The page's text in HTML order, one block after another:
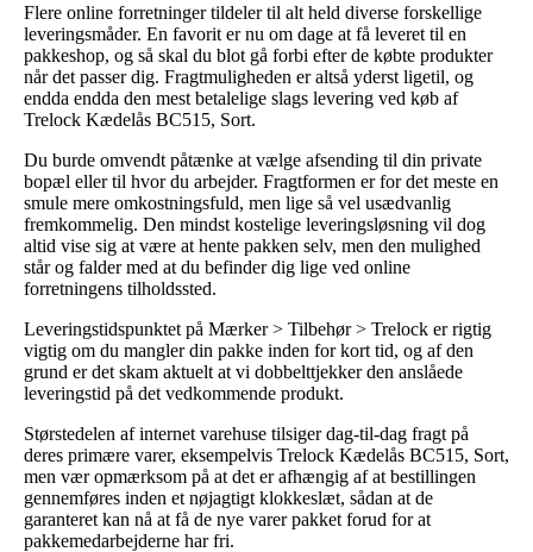
Flere online forretninger tildeler til alt held diverse forskellige
leveringsmåder. En favorit er nu om dage at få leveret til en
pakkeshop, og så skal du blot gå forbi efter de købte produkter
når det passer dig. Fragtmuligheden er altså yderst ligetil, og
endda endda den mest betalelige slags levering ved køb af
Trelock Kædelås BC515, Sort.
Du burde omvendt påtænke at vælge afsending til din private
bopæl eller til hvor du arbejder. Fragtformen er for det meste en
smule mere omkostningsfuld, men lige så vel usædvanlig
fremkommelig. Den mindst kostelige leveringsløsning vil dog
altid vise sig at være at hente pakken selv, men den mulighed
står og falder med at du befinder dig lige ved online
forretningens tilholdssted.
Leveringstidspunktet på Mærker > Tilbehør > Trelock er rigtig
vigtig om du mangler din pakke inden for kort tid, og af den
grund er det skam aktuelt at vi dobbelttjekker den anslåede
leveringstid på det vedkommende produkt.
Størstedelen af internet varehuse tilsiger dag-til-dag fragt på
deres primære varer, eksempelvis Trelock Kædelås BC515, Sort,
men vær opmærksom på at det er afhængig af at bestillingen
gennemføres inden et nøjagtigt klokkeslæt, sådan at de
garanteret kan nå at få de nye varer pakket forud for at
pakkemedarbejderne har fri.